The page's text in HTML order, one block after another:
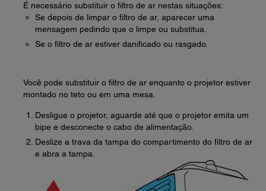
É necessário substituir o filtro de ar nestas situações:
Se depois de limpar o filtro de ar, aparecer uma
mensagem pedindo que o limpe ou substitua.
Se o filtro de ar estiver danificado ou rasgado.
Você pode substituir o filtro de ar enquanto o projetor estiver
montado no teto ou em uma mesa.
Desligue o projetor, aguarde até que o projetor emita um
bipe e desconecte o cabo de alimentação.
Deslize a trava da tampa do compartimento do filtro de ar
e abra a tampa.